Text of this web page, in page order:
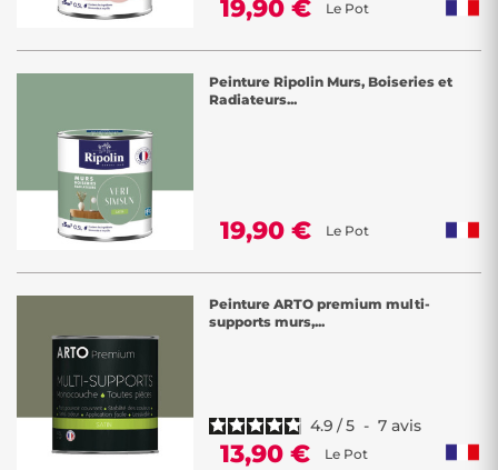
19,90 € Le Pot
Peinture Ripolin Murs, Boiseries et
Radiateurs...
19,90 € Le Pot
Peinture ARTO premium multi-
supports murs,...
4.9 /5 - 7 avis
13,90 € Le Pot